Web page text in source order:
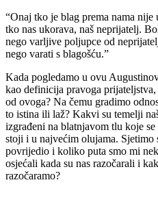
“Onaj tko je blag prema nama
tko nas ukorava, naš neprijatelj.
nego varljive poljupce od
nego varati s blagošću.”
Kada pogledamo u ovu
kao definicija pravoga
od ovoga? Na čemu gradimo
to istina ili laž? Kakvi su temelji
izgrađeni na blatnjavom tlu koje
stoji i u najvećim olujama. Sjetimo
povrijedio i koliko puta smo mi
osjećali kada su nas razočarali i
razočaramo?